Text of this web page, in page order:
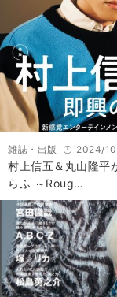
雑誌・出版 2024/
村上信五＆丸山隆平
らふ ～Roug…